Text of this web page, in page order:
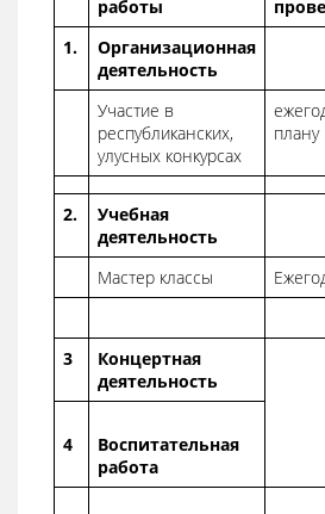
работы
1.
Организационная
деятельность
Участие в
республиканских,
улусных конкурсах
плану
2.
Учебная
деятельность
Мастер классы
3
Концертная
деятельность
4
Воспитательная
работа